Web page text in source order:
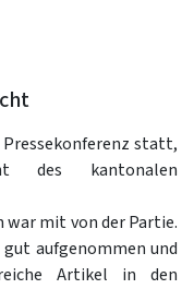
statt,
des kantonalen
war mit von der Partie.
aufgenommen und
Artikel in den